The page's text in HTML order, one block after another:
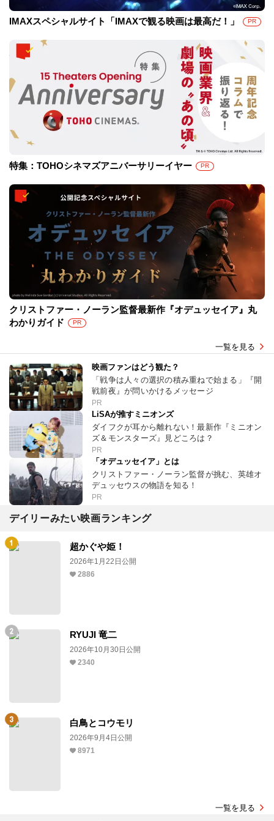
IMAXスペシャルサイト「IMAXで観る映画は最高だ！」 PR
特集：TOHOシネマズアニバーサリーイヤー PR
クリストファー・ノーラン監督最新作『オデュッセイア』丸
わかりガイド
PR
一覧を見る
映画ファンはどう観た？
「戦争は人々の選択の積み重ねで始まる」『開
戦前夜』が問いかけるメッセージ
PR
LiSAが推すミニオンズ
ダイフクが耳から離れない！最新作『ミニオン
ズ＆モンスターズ』見どころは？
PR
「オデュッセイア」とは
クリストファー・ノーラン監督が挑む、英雄オ
デュッセウスの物語を知る！
PR
デイリーみたい映画ランキング
超かぐや姫！
2026年1月22日公開
2886
RYUJI 竜二
2026年10月30日公開
2340
白鳥とコウモリ
2026年9月4日公開
8971
一覧を見る